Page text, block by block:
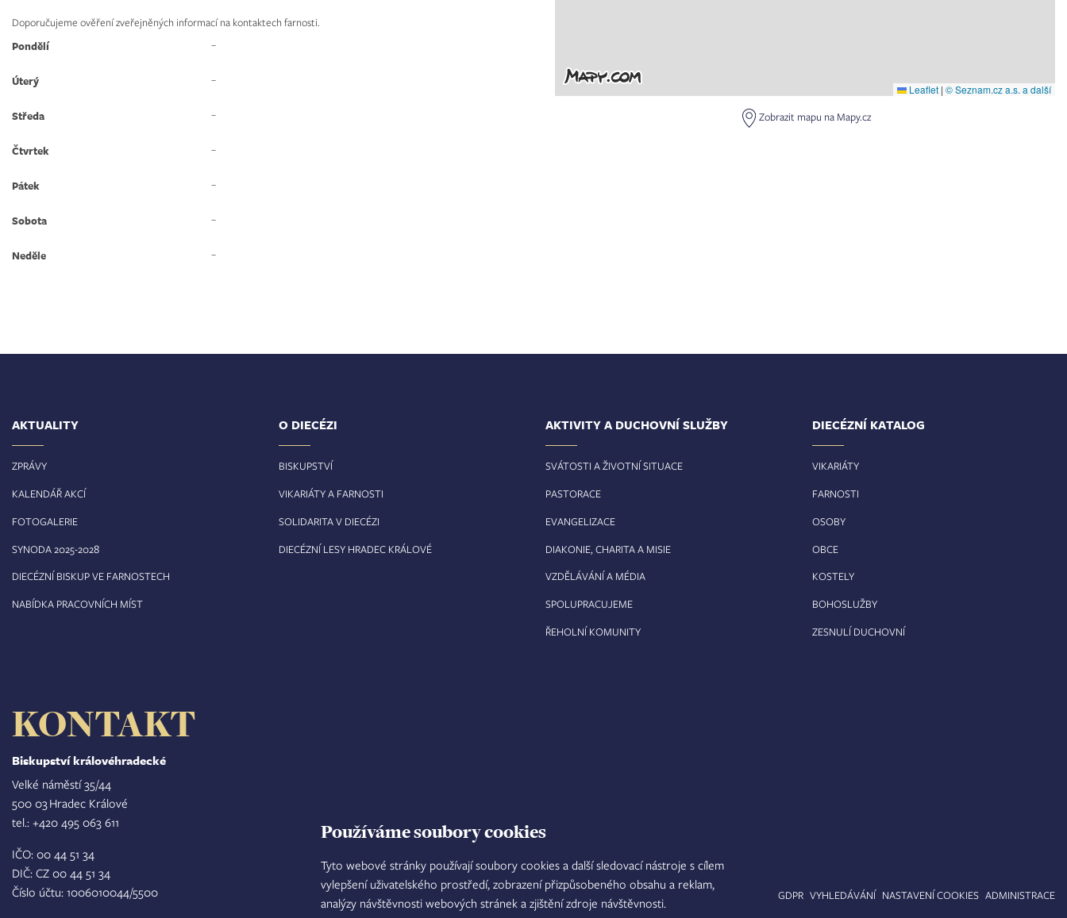
Používáme soubory cookies
Tyto webové stránky používají soubory cookies a další sledovací nástroje s cílem
vylepšení uživatelského prostředí, zobrazení přizpůsobeného obsahu a reklam,
analýzy návštěvnosti webových stránek a zjištění zdroje návštěvnosti.
Doporučujeme ověření zveřejněných informací na kontaktech farnosti.
Pondělí
–
Úterý –
Středa –
Čtvrtek –
Pátek –
Sobota –
Neděle –
Leaflet | © Seznam.cz a.s. a další
Zobrazit mapu na Mapy.cz
AKTUALITY
ZPRÁVY
KALENDÁŘ AKCÍ
FOTOGALERIE
SYNODA 2025-2028
DIECÉZNÍ BISKUP VE FARNOSTECH
NABÍDKA PRACOVNÍCH MÍST
O DIECÉZI
BISKUPSTVÍ
VIKARIÁTY A FARNOSTI
SOLIDARITA V DIECÉZI
DIECÉZNÍ LESY HRADEC KRÁLOVÉ
AKTIVITY A DUCHOVNÍ SLUŽBY
SVÁTOSTI A ŽIVOTNÍ SITUACE
PASTORACE
EVANGELIZACE
DIAKONIE, CHARITA A MISIE
VZDĚLÁVÁNÍ A MÉDIA
SPOLUPRACUJEME
ŘEHOLNÍ KOMUNITY
DIECÉZNÍ KATALOG
VIKARIÁTY
FARNOSTI
OSOBY
OBCE
KOSTELY
BOHOSLUŽBY
ZESNULÍ DUCHOVNÍ
KONTAKT
Biskupství královéhradecké
Velké náměstí 35/44
500 03 Hradec Králové
tel.: +420 495 063 611
IČO: 00 44 51 34
DIČ: CZ 00 44 51 34
Číslo účtu: 1006010044/5500
TISKOVÝ MLUVČÍ MAPA STRÁNEK GDPR VYHLEDÁVÁNÍ NASTAVENÍ COOKIES ADMINISTRACE